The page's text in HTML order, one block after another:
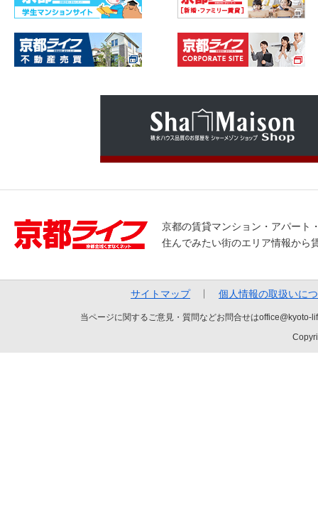
京都の賃貸マンション・アパート
住んでみたい街のエリア情報から
サイトマップ 個人情報の取扱いに
当ページに関するご意見・質問などお問合せは